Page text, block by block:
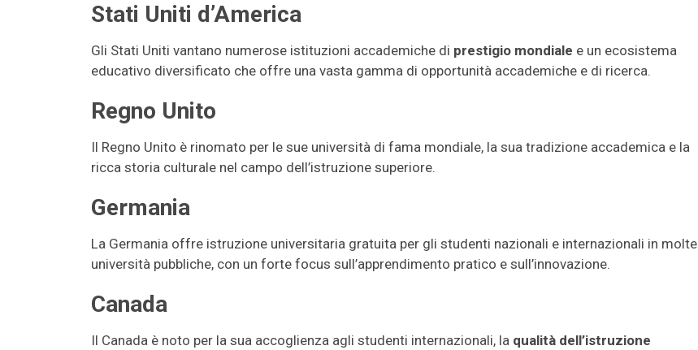
Stati Uniti d’America
Gli Stati Uniti vantano numerose istituzioni accademiche di prestigio mondiale e un ecosistema
educativo diversificato che offre una vasta gamma di opportunità accademiche e di ricerca.
Regno Unito
Il Regno Unito è rinomato per le sue università di fama mondiale, la sua tradizione accademica e la
ricca storia culturale nel campo dell’istruzione superiore.
Germania
La Germania offre istruzione universitaria gratuita per gli studenti nazionali e internazionali in molte
università pubbliche, con un forte focus sull’apprendimento pratico e sull’innovazione.
Canada
Il Canada è noto per la sua accoglienza agli studenti internazionali, la qualità dell’istruzione